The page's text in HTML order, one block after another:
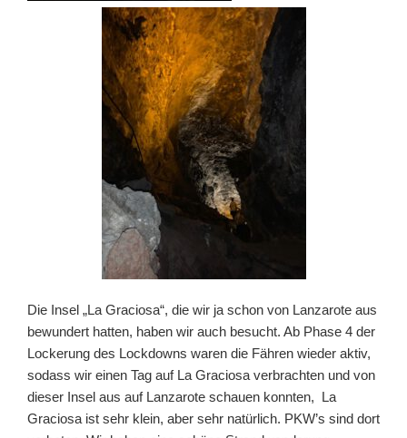
Die Insel „La Graciosa“, die wir ja schon von Lanzarote aus
bewundert hatten, haben wir auch besucht. Ab Phase 4 der
Lockerung des Lockdowns waren die Fähren wieder aktiv,
sodass wir einen Tag auf La Graciosa verbrachten und von
dieser Insel aus auf Lanzarote schauen konnten, La
Graciosa ist sehr klein, aber sehr natürlich. PKW’s sind dort